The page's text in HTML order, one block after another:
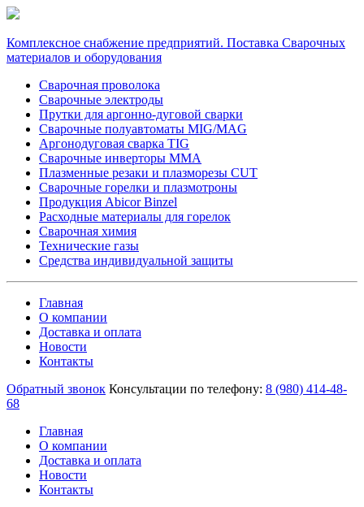
Комплексное снабжение предприятий. Поставка Сварочных
материалов и оборудования
Сварочная проволока
Сварочные электроды
Прутки для аргонно-дуговой сварки
Сварочные полуавтоматы MIG/MAG
Аргонодуговая сварка TIG
Сварочные инверторы MMA
Плазменные резаки и плазморезы CUT
Сварочные горелки и плазмотроны
Продукция Abicor Binzel
Расходные материалы для горелок
Сварочная химия
Технические газы
Средства индивидуальной защиты
Главная
О компании
Доставка и оплата
Новости
Контакты
Обратный звонок Консультации по телефону: 8 (980) 414-48-
68
Главная
О компании
Доставка и оплата
Новости
Контакты